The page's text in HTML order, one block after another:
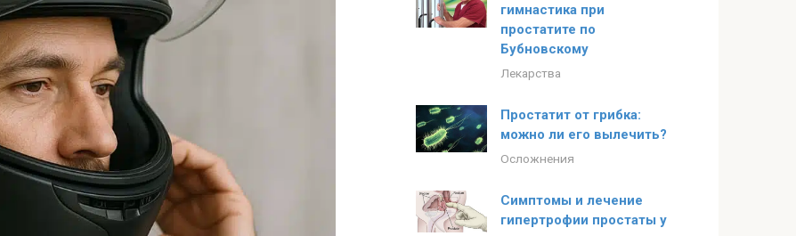
гимнастика при
простатите по
Бубновскому
Лекарства
Простатит от грибка:
можно ли его вылечить?
Осложнения
Симптомы и лечение
гипертрофии простаты у